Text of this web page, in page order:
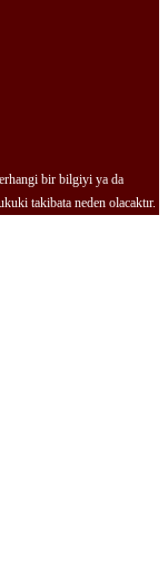
bir bilgiyi ya da
takibata neden olacaktır.